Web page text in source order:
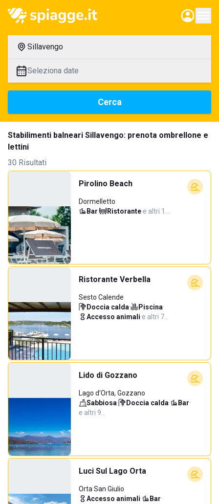
Sillavengo
Seleziona date
Cerca
Stabilimenti balneari Sillavengo: prenota ombrellone e
lettini
30 Risultati
Pirolino Beach
Dormelletto
Bar· Ristorante·e altri 1…
Ristorante Verbella
Sesto Calende
Doccia calda· Piscina·
Accesso animali·e altri 7…
Lido di Gozzano
Lago d'Orta, Gozzano
Sabbiosa· Doccia calda· Bar·
e altri 9…
Luci Sul Lago Orta
Orta San Giulio
Accesso animali· Bar·